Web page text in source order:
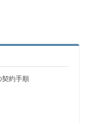
契約手順